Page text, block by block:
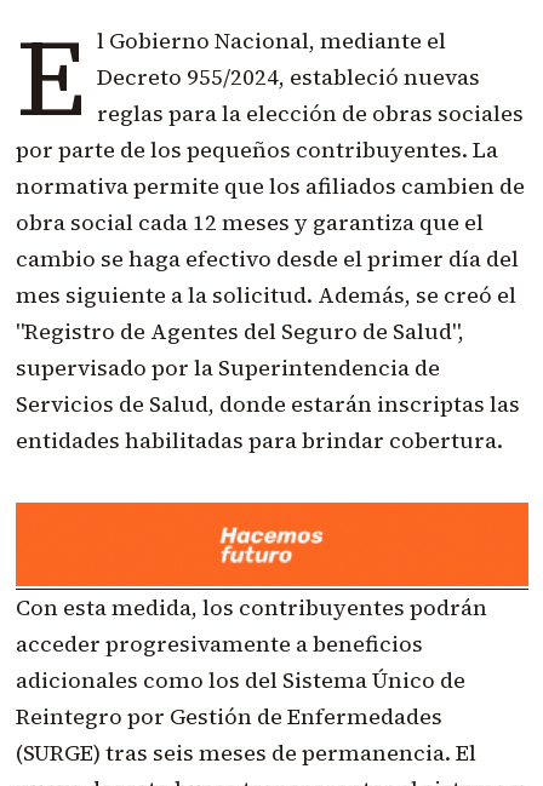
E l Gobierno Nacional, mediante el
Decreto 955/2024, estableció nuevas
reglas para la elección de obras sociales
por parte de los pequeños contribuyentes. La
normativa permite que los afiliados cambien de
obra social cada 12 meses y garantiza que el
cambio se haga efectivo desde el primer día del
mes siguiente a la solicitud. Además, se creó el
"Registro de Agentes del Seguro de Salud",
supervisado por la Superintendencia de
Servicios de Salud, donde estarán inscriptas las
entidades habilitadas para brindar cobertura.
Con esta medida, los contribuyentes podrán
acceder progresivamente a beneficios
adicionales como los del Sistema Único de
Reintegro por Gestión de Enfermedades
(SURGE) tras seis meses de permanencia. El